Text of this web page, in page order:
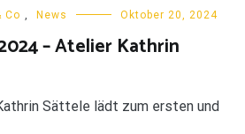
Co News Oktober 20, 2024
– Atelier Kathrin
Sättele lädt zum ersten und